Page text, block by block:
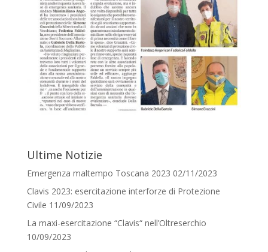
Ultime Notizie
Emergenza maltempo Toscana 2023 02/11/2023
Clavis 2023: esercitazione interforze di Protezione
Civile 11/09/2023
La maxi-esercitazione “Clavis“ nell’Oltreserchio
10/09/2023